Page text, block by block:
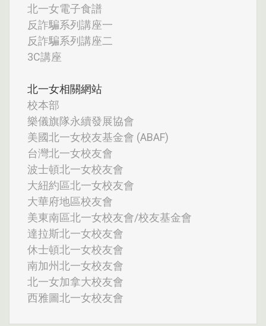
北一女電子食譜
反詐騙系列講座一
反詐騙系列講座二
3C講座
北一女相關網站
校本部
樂儀旗隊永續發展協會
美國北一女校友基金會 (ABAF)
台灣北一女校友會
波士頓北一女校友會
大紐約區北一女校友會
大華府地區校友會
美東南區北一女校友會/校友基金會
達拉斯北一女校友會
休士頓北一女校友會
南加州北一女校友會
北一女加拿大校友會
西雅圖北一女校友會